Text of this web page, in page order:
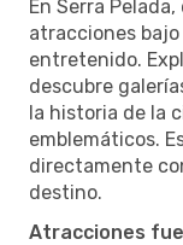
En Serra
atracciones
entretenido.
descubre
la historia de la
emblemáticos.
directamente
destino.
Atracciones